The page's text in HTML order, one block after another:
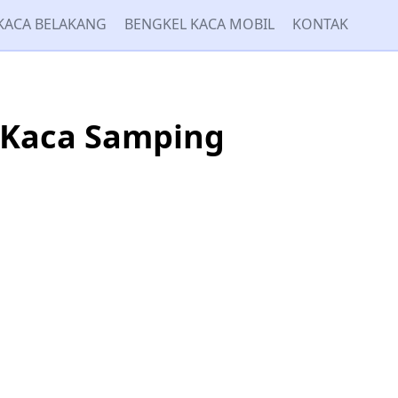
BELAKANG BENGKEL KACA MOBIL KONTAK
Samping